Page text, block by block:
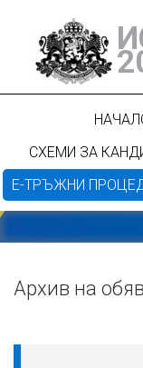
СХЕМИ ЗА
Е-ТРЪЖНИ
Архив на